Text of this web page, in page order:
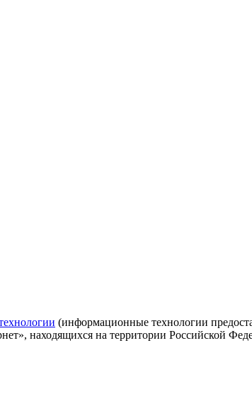
(информационные технологии
находящихся на территории Российской